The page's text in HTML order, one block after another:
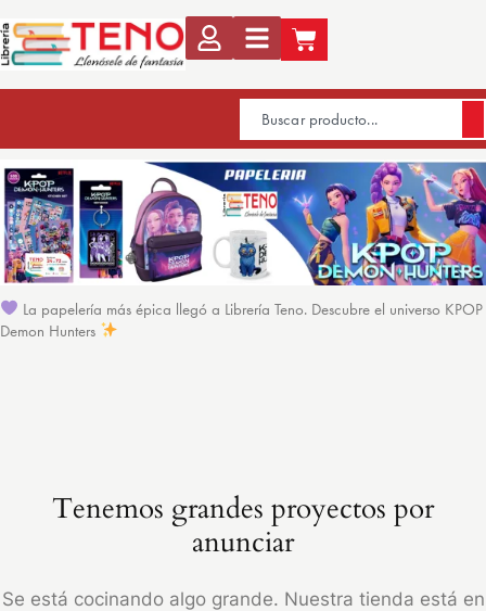
La papelería más épica llegó a Librería Teno. Descubre el universo KPOP
Demon Hunters
Tenemos grandes proyectos por
anunciar
Se está cocinando algo grande. Nuestra tienda está en